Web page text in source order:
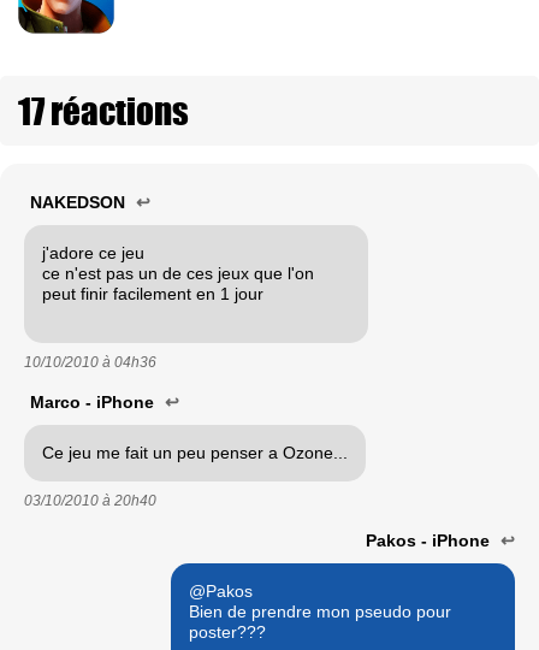
17 réactions
NAKEDSON ↩
j'adore ce jeu
ce n'est pas un de ces jeux que l'on
peut finir facilement en 1 jour
10/10/2010 à 04h36
Marco - iPhone ↩
Ce jeu me fait un peu penser a Ozone...
03/10/2010 à 20h40
Pakos - iPhone ↩
@Pakos
Bien de prendre mon pseudo pour
poster???